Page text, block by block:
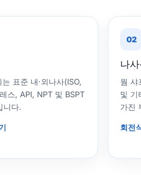
표준 내·외나사(ISO,
스, API, NPT 및 BSPT
니다.
02
나
웜 샤
및 기
가진
회전